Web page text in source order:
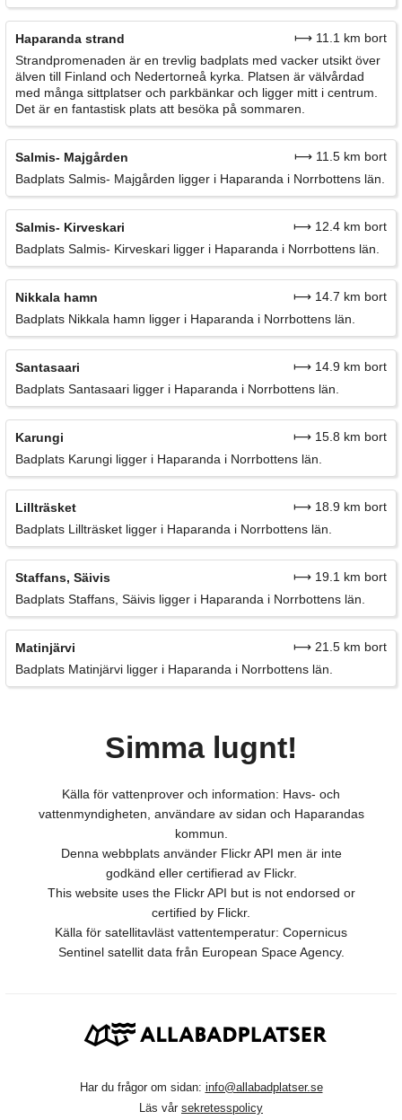
Haparanda strand
⟼ 11.1 km bort
Strandpromenaden är en trevlig badplats med vacker utsikt över
älven till Finland och Nedertorneå kyrka. Platsen är välvårdad
med många sittplatser och parkbänkar och ligger mitt i centrum.
Det är en fantastisk plats att besöka på sommaren.
Salmis- Majgården
⟼ 11.5 km bort
Badplats Salmis- Majgården ligger i Haparanda i Norrbottens län.
Salmis- Kirveskari
⟼ 12.4 km bort
Badplats Salmis- Kirveskari ligger i Haparanda i Norrbottens län.
Nikkala hamn
⟼ 14.7 km bort
Badplats Nikkala hamn ligger i Haparanda i Norrbottens län.
Santasaari
⟼ 14.9 km bort
Badplats Santasaari ligger i Haparanda i Norrbottens län.
Karungi
⟼ 15.8 km bort
Badplats Karungi ligger i Haparanda i Norrbottens län.
Lillträsket
⟼ 18.9 km bort
Badplats Lillträsket ligger i Haparanda i Norrbottens län.
Staffans, Säivis
⟼ 19.1 km bort
Badplats Staffans, Säivis ligger i Haparanda i Norrbottens län.
Matinjärvi
⟼ 21.5 km bort
Badplats Matinjärvi ligger i Haparanda i Norrbottens län.
Simma lugnt!
Källa för vattenprover och information: Havs- och
vattenmyndigheten, användare av sidan och Haparandas
kommun.
Denna webbplats använder Flickr API men är inte
godkänd eller certifierad av Flickr.
This website uses the Flickr API but is not endorsed or
certified by Flickr.
Källa för satellitavläst vattentemperatur: Copernicus
Sentinel satellit data från European Space Agency.
Har du frågor om sidan: info@allabadplatser.se
Läs vår sekretesspolicy